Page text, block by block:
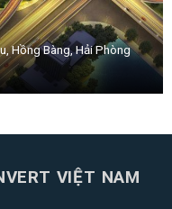
Hồng Bàng, Hải Phòng
VIỆT NAM